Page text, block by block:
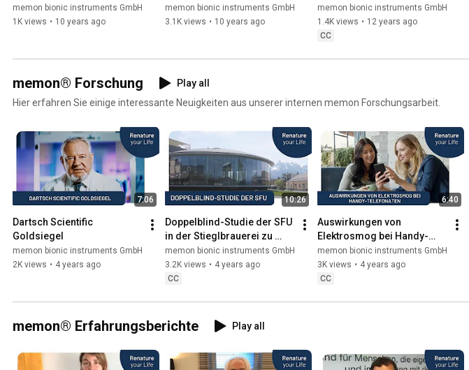
memon bionic instruments GmbH
1K views • 10 years ago
memon bionic instruments GmbH
3.1K views • 10 years ago
Einsatz von memon
memon bionic instruments GmbH
1.4K views • 12 years ago
CC
memon® Forschung
Play all
Hier erfahren Sie einige interessante Neuigkeiten aus unserer internen memon Forschungsarbeit.
7:06
Dartsch Scientific
Goldsiegel
memon bionic instruments GmbH
2K views • 4 years ago
10:26
Doppelblind-Studie der SFU
in der Stieglbrauerei zu
Salzburg
memon bionic instruments GmbH
3.2K views • 4 years ago
CC
6:40
Auswirkungen von
Elektrosmog bei Handy-
Telefonaten
memon bionic instruments GmbH
3K views • 4 years ago
CC
memon® Erfahrungsberichte Play all